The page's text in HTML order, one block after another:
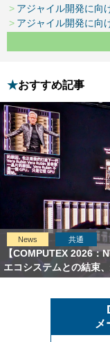
アジャイル開発に向
アジャイル開発に向
おすすめ記事
News 共通
【COMPUTEX 2026：
エコシステムとの結束
メ